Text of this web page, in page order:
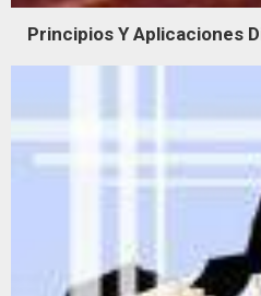
Principios Y Aplicaciones